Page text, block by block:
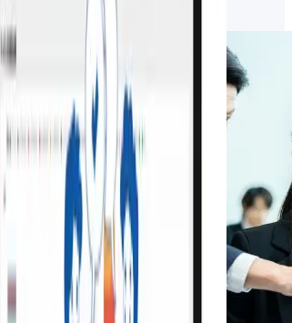
2026.07.30
SFA・CRM関連